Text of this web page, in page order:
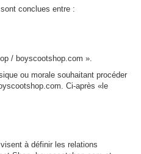
conclues entre :
/ boyscootshop.com ».
ou morale souhaitant procéder
Ci-après «le
à définir les relations